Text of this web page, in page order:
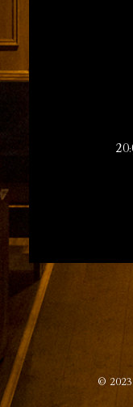
© 2023